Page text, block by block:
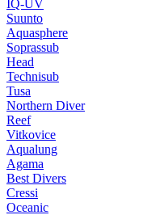
IQ-UV
Suunto
Aquasphere
Soprassub
Head
Technisub
Tusa
Northern Diver
Reef
Vitkovice
Aqualung
Agama
Best Divers
Cressi
Oceanic